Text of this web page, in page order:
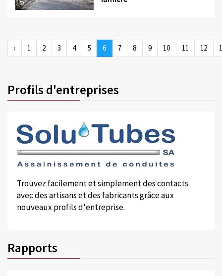
©
‹ 1 2 3 4 5 6 7 8 9 10 11 12
Profils d'entreprises
Trouvez facilement et simplement des contacts
avec des artisans et des fabricants grâce aux
nouveaux profils d'entreprise.
Rapports